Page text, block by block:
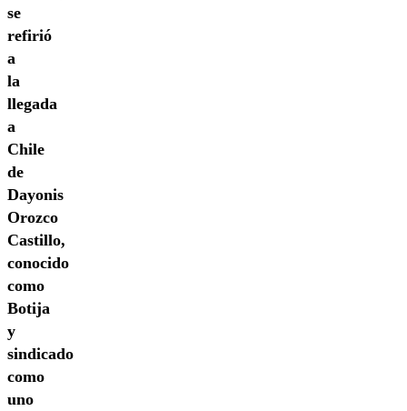
se
refirió
a
la
llegada
a
Chile
de
Dayonis
Orozco
Castillo,
conocido
como
Botija
y
sindicado
como
uno